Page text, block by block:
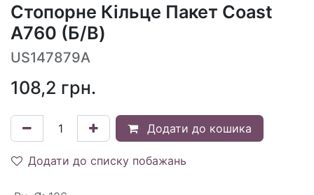
Стопорне Кільце Пакет Coast
A760 (Б/В)
US147879A
108,2 грн.
Додати до кошика
Додати до списку побажань